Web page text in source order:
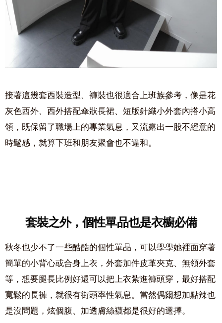
接著這幾套西裝造型、褲裝也很適合上班族參考，像是花
灰色西外、西外搭配傘狀長裙、短版針織小外套內搭小高
領，既保留了職場上的專業氣息，又流露出一股不經意的
時髦感，就算下班和朋友聚會也不違和。
套裝之外，個性單品也是衣櫥必備
秋冬也少不了一些酷酷的個性單品，可以學學她裡面穿著
簡單的小背心或合身上衣，外套加件皮革夾克、無領外套
等，想要腿長比例好還可以把上衣紮進褲頭穿，最好搭配
寬鬆的長褲，就很有街頭率性氣息。當然偶爾想加點辣也
是沒問題，炫個腹、加透膚絲襪都是很好的選擇。